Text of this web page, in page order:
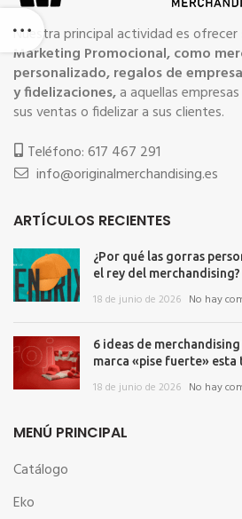
Nuestra principal actividad es ofrecer
Marketing Promocional, como
personalizado, regalos de
y fidelizaciones,a aquellas
sus ventas o fidelizar a sus clientes.
Teléfono: 617 467 291
info@originalmerchandising.es
ARTÍCULOS RECIENTES
¿Por qué las gorras
el rey del merchandising?
18 de junio de 2026 No hay
6 ideas de
marca «pise fuerte» esta
18 de junio de 2026 No hay
MENÚ PRINCIPAL
Catálogo
Eko